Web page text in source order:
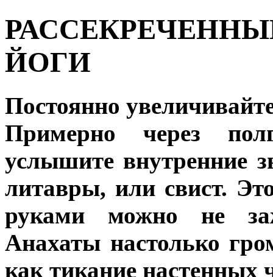
ЙОГИ
Постоянно
Примерно через
услышите внутренние
литавры, или свист.
руками можно не
Анахаты настолько
как тикание настенных